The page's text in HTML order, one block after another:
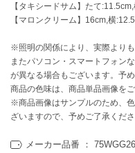
EIMY ISTOIRE
エイミー イストワール
emmi
エミ
emmi atelier
エミ アトリエ
エミヨガ
【タキシードサム】たて
【マロンクリーム】16cm,横
※照明の関係により、実際より
またパソコン・スマートフォン
が異なる場合もございます。予め
商品の色味は、商品単品画像をご
※商品画像はサンプルのため、
ざいますので、予めご了承くださ
メーカー品番 ：